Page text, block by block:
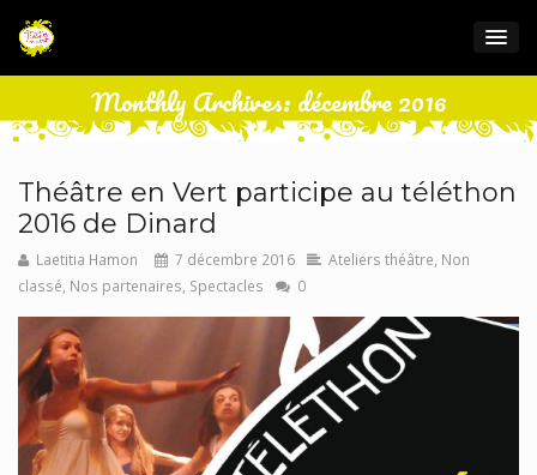
Monthly Archives: décembre 2016
Théâtre en Vert participe au téléthon
2016 de Dinard
Laetitia Hamon 7 décembre 2016 Ateliers théâtre Non
classé Nos partenaires Spectacles 0